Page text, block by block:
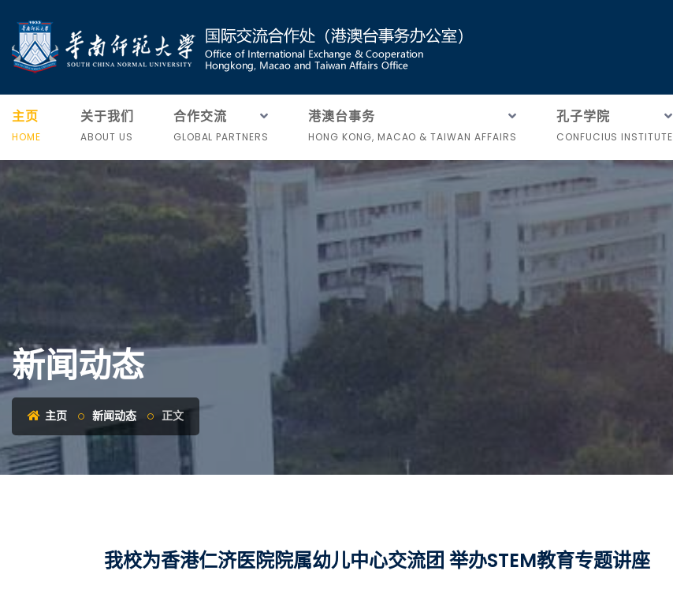
主页
HOME
关于我们
ABOUT US
合作交流
GLOBAL PARTNERS
港澳台事务
HONG KONG, MACAO & TAIWAN AFFAIRS
孔子学院
CONFUCIUS INSTITUTE
新闻动态
主页 新闻动态 正文
我校为香港仁济医院院属幼儿中心交流团 举办STEM教育专题讲座